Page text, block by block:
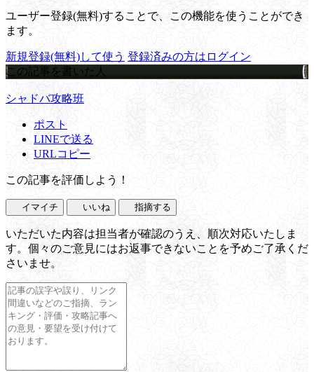
ユーザー登録(無料)することで、この機能を使うことができ
ます。
新規登録(無料)して使う 登録済みの方はログイン
この記事を書いた人
シャドバ攻略班
ポスト
LINEで送る
URLコピー
この記事を評価しよう！
イマイチ いいね 指摘する
いただいた内容は担当者が確認のうえ、順次対応いたしま
す。個々のご意見にはお返事できないことを予めご了承くだ
さいませ。